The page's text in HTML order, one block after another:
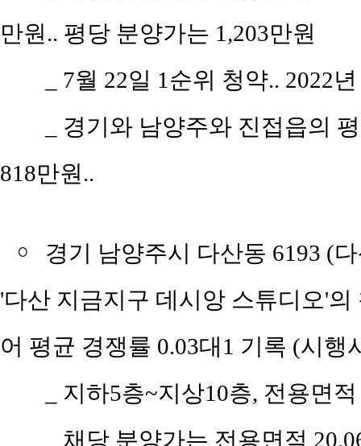
만원.. 평당 분양가는 1,203만원
_ 7월 22일 1순위 청약.. 2022
_ 경기와 남양주와 진접읍의
818만원..
￮
경기 남양주시 다산동 6193 (
'다산 지금지구 데시앙 스튜디오'
어 평균 경쟁률 0.03대1 기록 (시행
_ 지하5층~지상10층, 전용면
_ 채당 분양가는 전용면적